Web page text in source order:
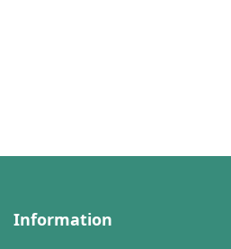
Information